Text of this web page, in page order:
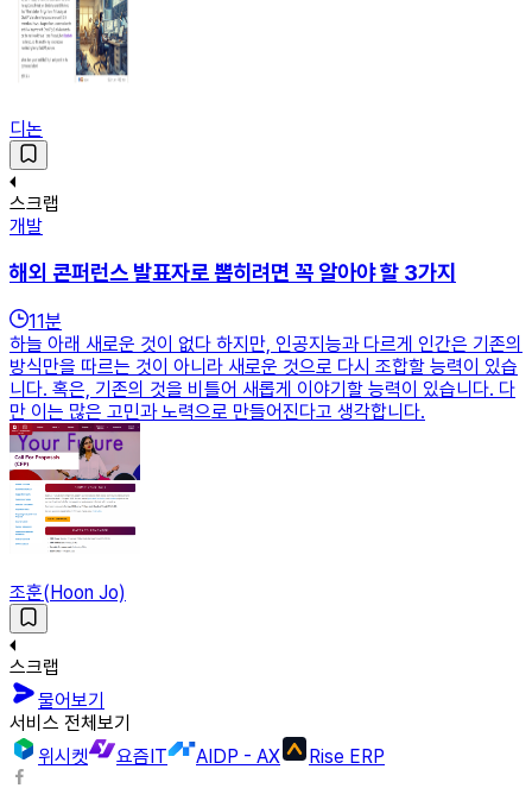
디논
스크랩
개발
해외 콘퍼런스 발표자로 뽑히려면 꼭 알아야 할 3가지
11분
하늘 아래 새로운 것이 없다 하지만, 인공지능과 다르게 인간은 기존의
방식만을 따르는 것이 아니라 새로운 것으로 다시 조합할 능력이 있습
니다. 혹은, 기존의 것을 비틀어 새롭게 이야기할 능력이 있습니다. 다
만 이는 많은 고민과 노력으로 만들어진다고 생각합니다.
조훈(Hoon Jo)
스크랩
물어보기
서비스 전체보기
위시켓
요즘IT AIDP - AX Rise ERP